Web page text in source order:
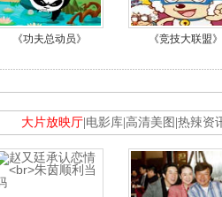
《功夫总动员》 《竞技大联盟》
大片放映厅 电影库 高清美图 热辣资